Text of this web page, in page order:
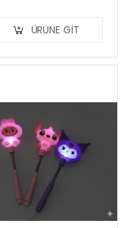
ÜRÜNE GIT